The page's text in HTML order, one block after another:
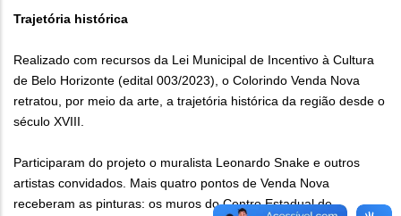
Trajetória histórica
Realizado com recursos da Lei Municipal de Incentivo à Cultura
de Belo Horizonte (edital 003/2023), o Colorindo Venda Nova
retratou, por meio da arte, a trajetória histórica da região desde o
século XVIII.
Participaram do projeto o muralista Leonardo Snake e outros
artistas convidados. Mais quatro pontos de Venda Nova
receberam as pinturas: os muros do Centro Estadual de